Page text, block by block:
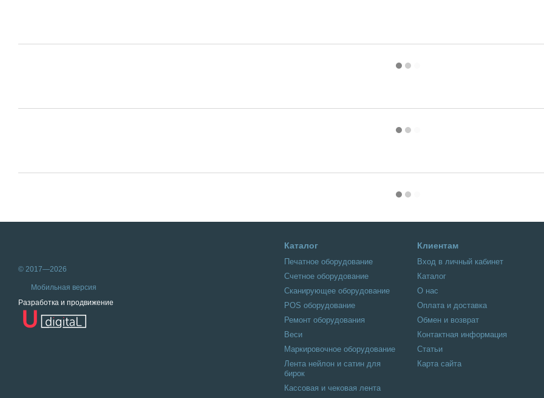
© 2017—2026
Мобильная версия
Разработка и продвижение
Каталог
Печатное оборудование
Счетное оборудование
Сканирующее оборудование
POS оборудование
Ремонт оборудования
Веси
Маркировочное оборудование
Лента нейлон и сатин для
бирок
Кассовая и чековая лента
Клиентам
Вход в личный кабинет
Каталог
О нас
Оплата и доставка
Обмен и возврат
Контактная информация
Статьи
Карта сайта